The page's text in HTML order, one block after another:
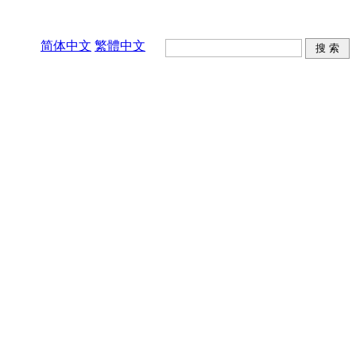
简体中文 繁體中文